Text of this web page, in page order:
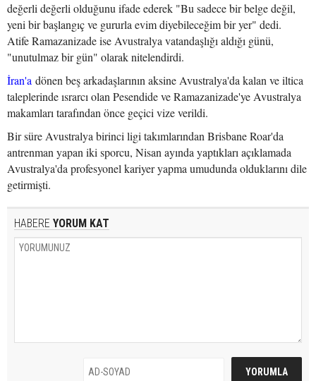
değerli değerli olduğunu ifade ederek "Bu sadece bir belge değil,
yeni bir başlangıç ve gururla evim diyebileceğim bir yer" dedi.
Atife Ramazanizade ise Avustralya vatandaşlığı aldığı günü,
"unutulmaz bir gün" olarak nitelendirdi.
İran'a dönen beş arkadaşlarının aksine Avustralya'da kalan ve iltica
taleplerinde ısrarcı olan Pesendide ve Ramazanizade'ye Avustralya
makamları tarafından önce geçici vize verildi.
Bir süre Avustralya birinci ligi takımlarından Brisbane Roar'da
antrenman yapan iki sporcu, Nisan ayında yaptıkları açıklamada
Avustralya'da profesyonel kariyer yapma umudunda olduklarını dile
getirmişti.
HABERE YORUM KAT